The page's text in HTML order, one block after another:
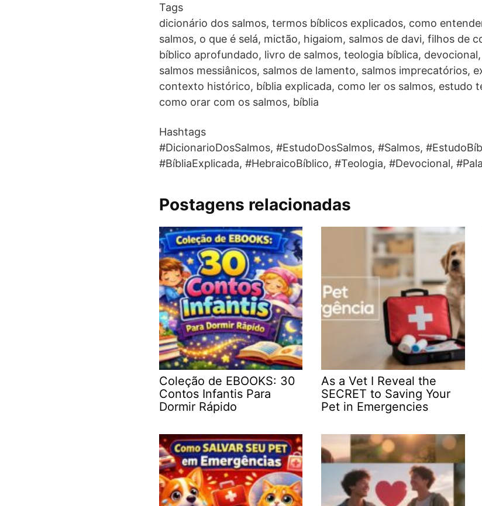
Tags
dicionário dos salmos, termos bíblicos explicados, como
salmos, o que é selá, mictão, higaiom, salmos de davi, filhos de
bíblico aprofundado, livro de salmos, teologia bíblica,
salmos messiânicos, salmos de lamento, salmos imprecatórios,
contexto histórico, bíblia explicada, como ler os salmos, estudo
como orar com os salmos, bíblia
Hashtags
#DicionarioDosSalmos, #EstudoDosSalmos, #Salmos,
#BíbliaExplicada, #HebraicoBíblico, #Teologia, #Devocional,
Postagens relacionadas
Coleção de EBOOKS: 30
Contos Infantis Para
Dormir Rápido
As a Vet I Reveal the
SECRET to Saving Your
Pet in Emergencies